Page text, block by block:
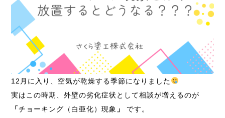
12月に入り、空気が乾燥する季節になりました
実はこの時期、外壁の劣化症状として相談が増えるのが
「チョーキング（白亜化）現象 」
です。